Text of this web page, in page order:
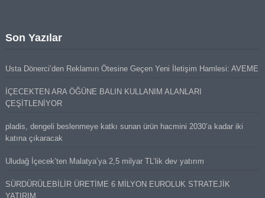
Son Yazılar
Usta Dönerci’den Reklamın Ötesine Geçen Yeni İletişim Hamlesi: AVEME
İÇECEKTEN ARA ÖĞÜNE BALIN KULLANIM ALANLARI
ÇEŞİTLENİYOR
pladis, dengeli beslenmeye katkı sunan ürün hacmini 2030’a kadar iki
katına çıkaracak
Uludağ İçecek’ten Malatya’ya 2,5 milyar TL’lik dev yatırım
SÜRDÜRÜLEBİLİR ÜRETİME 6 MİLYON EUROLUK STRATEJİK
YATIRIM